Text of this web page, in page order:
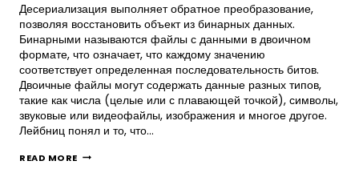
Десериализация выполняет обратное преобразование,
позволяя восстановить объект из бинарных данных.
Бинарными называются файлы с данными в двоичном
формате, что означает, что каждому значению
соответствует определенная последовательность битов.
Двоичные файлы могут содержать данные разных типов,
такие как числа (целые или с плавающей точкой), символы,
звуковые или видеофайлы, изображения и многое другое.
Лейбниц понял и то, что…
READ MORE